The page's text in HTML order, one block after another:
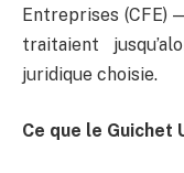
Entreprises (CFE)
traitaient
juridique choisie.
Ce que le Guichet